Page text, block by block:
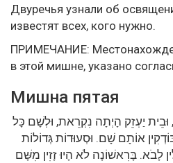
Двуречья узнали об
известят всех, кого нужно.
ПРИМЕЧАНИЕ:
в этой мишне, указано
Мишна пятая
וּבֵית יַעְזֵק הָיְתָה נִקְרֵאת, וּלְשָׁם כָּל
אוֹתָם שָׁם. וּסְעוּדוֹת גְּדוֹלוֹת
לָבֹא. בָּרִאשׁוֹנָה לֹא הָיוּ זָזִין מִשָּׁם